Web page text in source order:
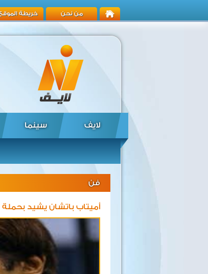
من نحن خريطة
لايف سينما
فن
أميتاب باتشان يشيد بحملة